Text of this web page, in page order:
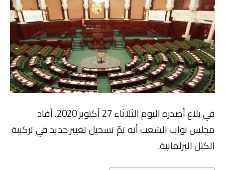
في بلاغ أصدره اليوم الثلاثاء 27 أكتوبر 2020، أفاد
مجلس نواب الشعب أنه تمّ تسجيل تغيير جديد في تركيبة
الكتل البرلمانية.